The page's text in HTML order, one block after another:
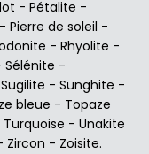
- Pétalite -
- Pierre de soleil -
- Rhyolite -
Sélénite -
Sugilite - Sunghite -
bleue - Topaze
Turquoise - Unakite
Zircon - Zoisite.